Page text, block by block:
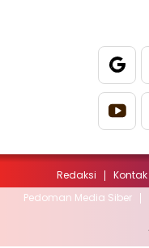
Redaksi Kontak
Pedoman Media Siber